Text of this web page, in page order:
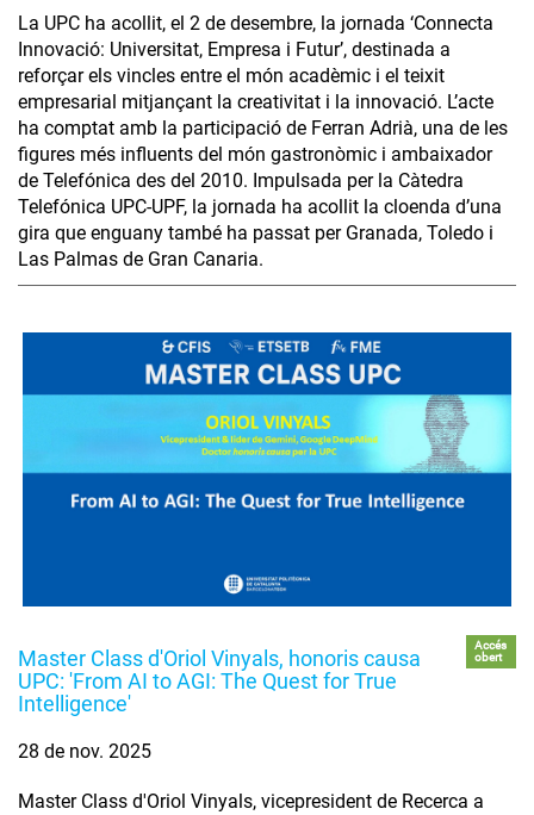
La UPC ha acollit, el 2 de desembre, la jornada ‘Connecta
Innovació: Universitat, Empresa i Futur’, destinada a
reforçar els vincles entre el món acadèmic i el teixit
empresarial mitjançant la creativitat i la innovació. L’acte
ha comptat amb la participació de Ferran Adrià, una de les
figures més influents del món gastronòmic i ambaixador
de Telefónica des del 2010. Impulsada per la Càtedra
Telefónica UPC-UPF, la jornada ha acollit la cloenda d’una
gira que enguany també ha passat per Granada, Toledo i
Las Palmas de Gran Canaria.
Master Class d'Oriol Vinyals, honoris causa
UPC: 'From AI to AGI: The Quest for True
Intelligence'
Accés
obert
28 de nov. 2025
Master Class d'Oriol Vinyals, vicepresident de Recerca a